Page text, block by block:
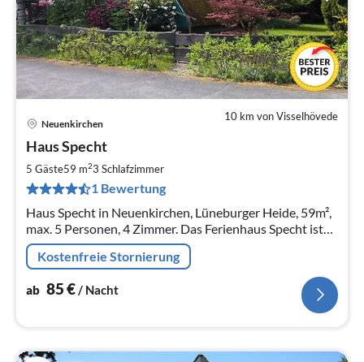
10 km von Visselhövede
Neuenkirchen
Haus Specht
5 Gäste59 m23 Schlafzimmer
1 Bewertung
Haus Specht in Neuenkirchen, Lüneburger Heide, 59m²,
max. 5 Personen, 4 Zimmer. Das Ferienhaus Specht ist
ein 59 qm großes Nurdachhaus auf einem ca. 500 qm
großen Grundstück.
Kostenfreie Stornierung
ab 85€/ Nacht